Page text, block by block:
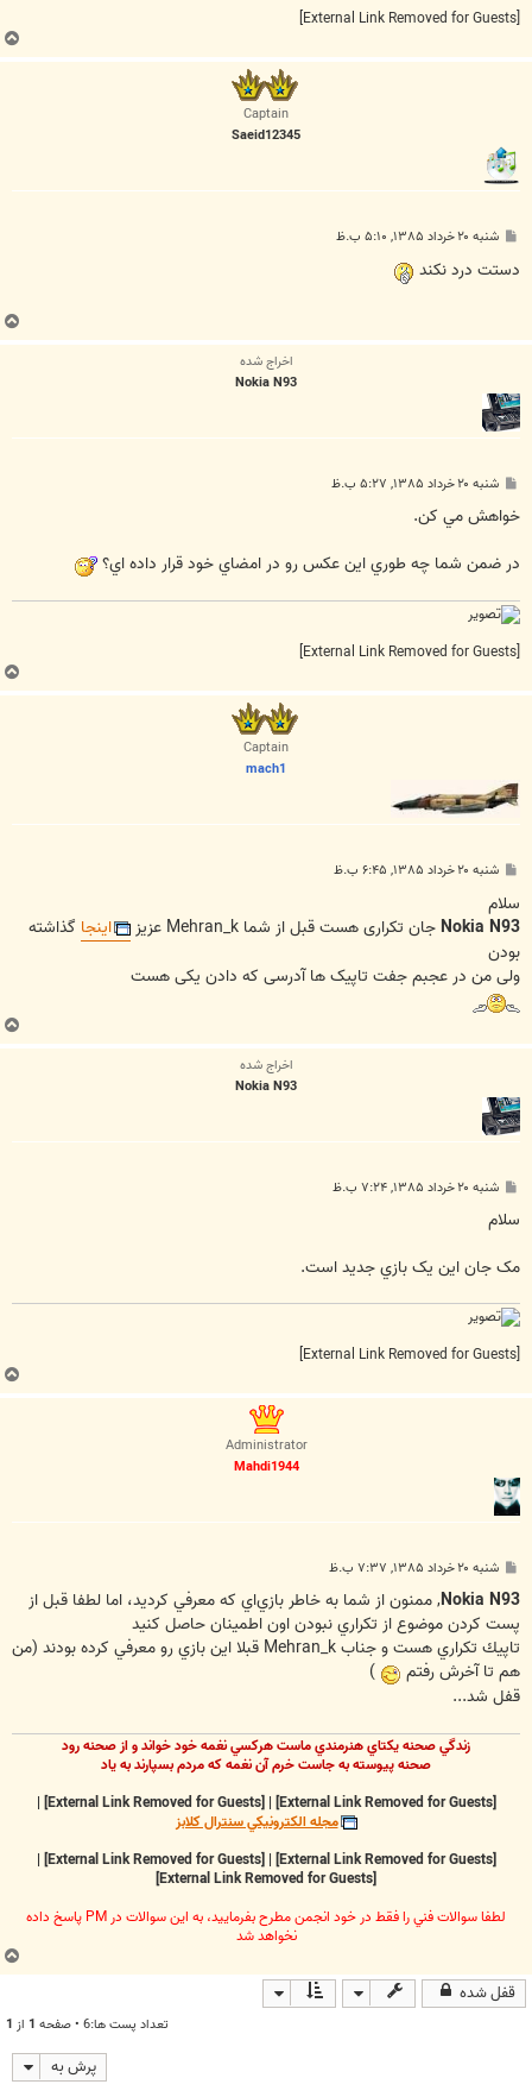
[External Link Removed for Guests]
Captain
Saeid12345
ت
شنبه ۲۰ خرداد ۱۳۸۵, ۵:۱۰ ب.ظ
دستت درد نکند
اخراج شده
Nokia N93
ت
شنبه ۲۰ خرداد ۱۳۸۵, ۵:۲۷ ب.ظ
خواهش مي کن.
در ضمن شما چه طوري اين عکس رو در امضاي خود قرار داده اي؟
[External Link Removed for Guests]
Captain
mach1
ت
شنبه ۲۰ خرداد ۱۳۸۵, ۶:۴۵ ب.ظ
سلام
Nokia N93 جان تکراری هست قبل از شما Mehran_k عزیز اینجا گذاشته
بودن
ولی من در عجبم جفت تاپیک ها آدرسی که دادن یکی هست
اخراج شده
Nokia N93
ت
شنبه ۲۰ خرداد ۱۳۸۵, ۷:۲۴ ب.ظ
سلام
مک جان اين يک بازي جديد است.
[External Link Removed for Guests]
Administrator
Mahdi1944
ت
شنبه ۲۰ خرداد ۱۳۸۵, ۷:۳۷ ب.ظ
Nokia N93, ممنون از شما به خاطر بازي‌اي كه معرفي كرديد، اما لطفا قبل از
پست كردن موضوع از تكراري نبودن اون اطمينان حاصل كنيد
تاپيك تكراري هست و جناب Mehran_k قبلا اين بازي رو معرفي كرده بودند (من
هم تا آخرش رفتم
)
قفل شد...
زندگي صحنه يکتاي هنرمندي ماست هرکسي نغمه خود خواند و از صحنه رود
صحنه پيوسته به جاست خرم آن نغمه که مردم بسپارند به ياد
[External Link Removed for Guests]
|
[External Link Removed for Guests]
|
مجله الکترونيکي سنترال کلابز
[External Link Removed for Guests]
|
[External Link Removed for Guests]
|
[External Link Removed for Guests]
لطفا سوالات فني را فقط در خود انجمن مطرح بفرماييد، به اين سوالات در PM پاسخ داده
نخواهد شد
قفل شده
تعداد پست ها:6 • صفحه 1 از 1
پرش به